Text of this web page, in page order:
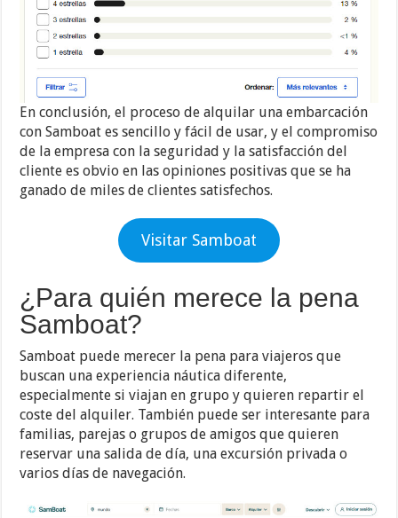
En conclusión, el proceso de alquilar una embarcación
con Samboat es sencillo y fácil de usar, y el compromiso
de la empresa con la seguridad y la satisfacción del
cliente es obvio en las opiniones positivas que se ha
ganado de miles de clientes satisfechos.
Visitar Samboat
¿Para quién merece la pena
Samboat?
Samboat puede merecer la pena para viajeros que
buscan una experiencia náutica diferente,
especialmente si viajan en grupo y quieren repartir el
coste del alquiler. También puede ser interesante para
familias, parejas o grupos de amigos que quieren
reservar una salida de día, una excursión privada o
varios días de navegación.